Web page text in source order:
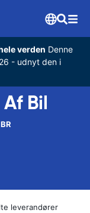
verden Denne
- udnyt den i
Bil
leverandører